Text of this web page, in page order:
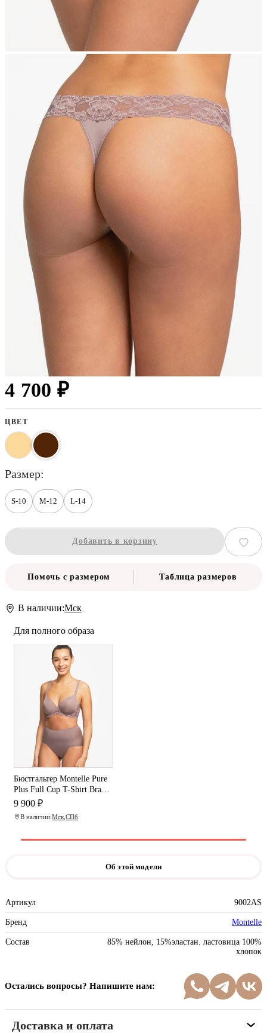
4 700 ₽
ЦВЕТ
размер
S-10 M-12 L-14
Добавить в корзину
Помочь с размером Таблица размеров
В наличии:Мск
Для полного образа
Бюстгальтер Montelle Pure
Plus Full Cup T-Shirt Bra
(Almond Spice)
9 900 ₽
В наличии:Мск СПб
Об этой модели
Артикул 9002AS
Бренд Montelle
Состав
85% нейлон, 15%эластан. ластовица 100%
хлопок
Остались вопросы? Напишите нам:
Доставка и оплата